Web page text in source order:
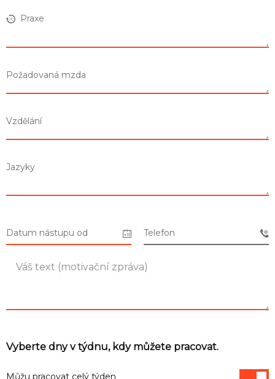
Seznam prodejen
Informace
Praxe
Požadovaná mzda
Vzdělání
Jazyky
Datum nástupu od Telefon
Vyberte dny v týdnu, kdy můžete pracovat.
Můžu pracovat celý týden